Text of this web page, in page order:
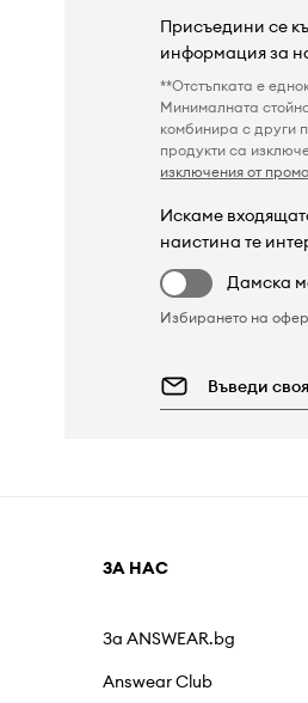
Присъедини се
информация за
**Отстъпката е
Минималната
комбинира с други
продукти са
изключения от
Искаме
наистина те
Дамска
Избирането на
ЗА НАС
За ANSWEAR.bg
Answear Club